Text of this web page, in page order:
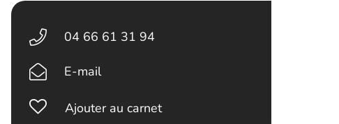
04 66 61 31 94
E-mail
Ajouter au carnet